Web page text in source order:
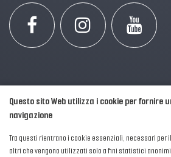
Questo sito Web utilizza i cookie per fornire
navigazione
Tra questi rientrano i cookie essenziali, necessari per
altri che vengono utilizzati solo a fini statistici